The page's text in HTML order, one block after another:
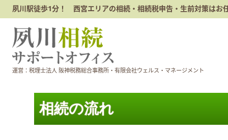
夙川駅徒歩1分！ 西宮エリアの相続・相続税申告・生前対策はお
運営：税理士法人 阪神税務総合事務所・有限会社ウェルス・マネージメント
相続の流れ